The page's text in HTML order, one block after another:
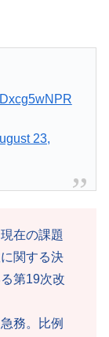
23,
在の課題
関する決
第19次改
務。比例